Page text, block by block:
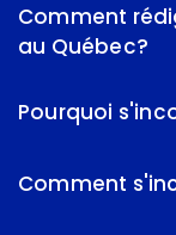
Comment
au Québec?
Pourquoi
Comment